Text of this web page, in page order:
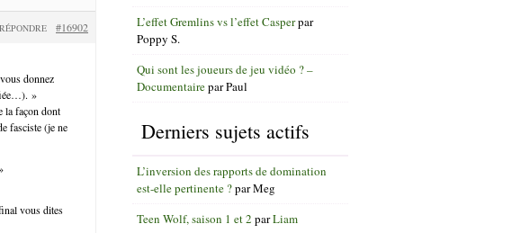
#16902
RÉPONDRE
donnez
»
la façon dont
fasciste (je ne
vous dites
L’effet Gremlins vs l’effet Casperpar
Poppy S.
Qui sont les joueurs de jeu vidéo ? –
DocumentaireparPaul
Derniers sujets actifs
L’inversion des rapports de domination
est-elle pertinente ?parMeg
Teen Wolf, saison 1 et 2 parLiam